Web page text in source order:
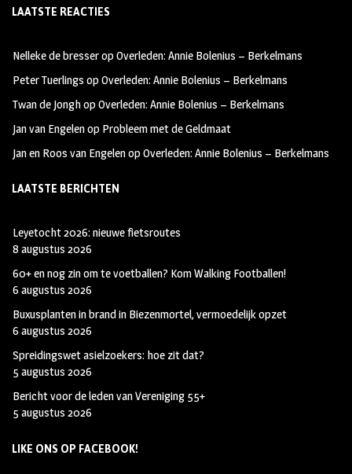
b
oo
k
ag
m
tt
LAATSTE REACTIES
Nelleke de bresseropOverleden: Annie Bolenius – Berkelmans
Peter Tuerlings opOverleden: Annie Bolenius – Berkelmans
Twan de JonghopOverleden: Annie Bolenius – Berkelmans
Jan van Engelenop Probleem met de Geldmaat
Jan en Roos van EngelenopOverleden: Annie Bolenius – Berkelmans
LAATSTE BERICHTEN
Leyetocht 2026: nieuwe fietsroutes
8 augustus 2026
60+ en nog zin om te voetballen? Kom Walking Footballen!
6 augustus 2026
Buxusplanten in brand in Biezenmortel, vermoedelijk opzet
6 augustus 2026
Spreidingswet asielzoekers: hoe zit dat?
5 augustus 2026
Bericht voor de leden van Vereniging 55+
5 augustus 2026
LIKE ONS OP FACEBOOK!